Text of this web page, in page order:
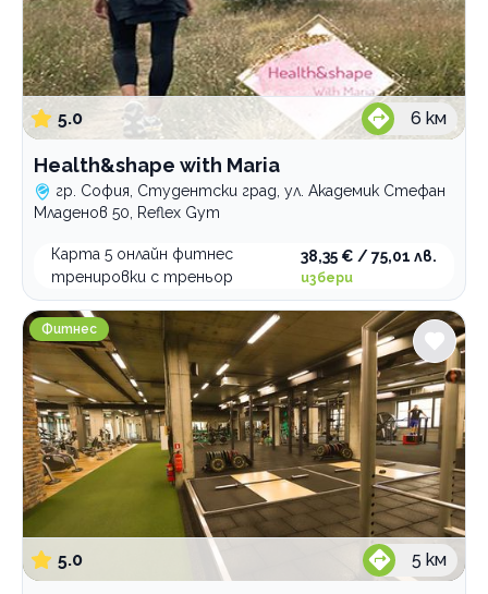
5.0 6 км
Health&shape with Maria
гр. София, Студентски град, ул. Академик Стефан
Младенов 50, Reflex Gym
Карта 5 онлайн фитнес
тренировки с треньор
38,35 € / 75,01 лв.
избери
Атлетик Студентски град
Фитнес
5.0 5 км
Дианабад
Лозенец
Люлин
Люлин 7
Манастирски ливади
Света Троица
Студентски град
Хладилника
Център
Изток
Пловдив
Стара Загора
Услуги
Антропометрия
изследване
Фитнес
с инструктор
фитнес програма
хранителен режим
Фитнес карти
Категории